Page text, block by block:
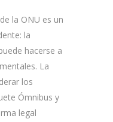
la ONU es un
la
hacerse a
La
los
Ómnibus y
legal